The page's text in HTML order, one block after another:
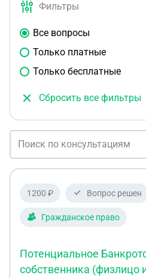
Фильтры
Все вопросы
Только платные
Только бесплатные
Сбросить все фильтры
1200 ₽ Вопрос решен
Гражданское право
Потенциальное
собственника (физлицо